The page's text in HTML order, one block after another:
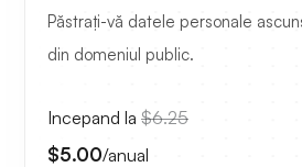
Păstrați-vă datele personale
din domeniul public.
Incepand la $6.25
$5.00/anual